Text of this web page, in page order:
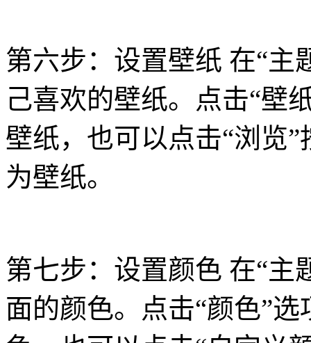
第六步：设置壁纸 在“主
己喜欢的壁纸。点击“壁
壁纸，也可以点击“浏览
为壁纸。
第七步：设置颜色 在“主
面的颜色。点击“颜色”